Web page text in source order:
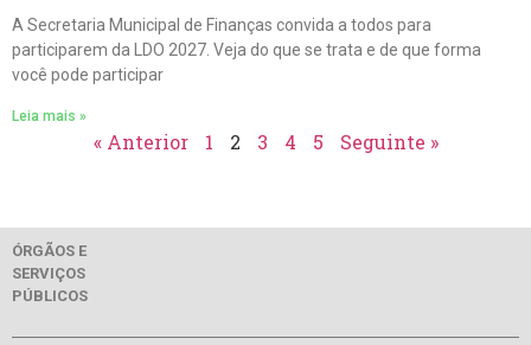
A Secretaria Municipal de Finanças convida a todos para
participarem da LDO 2027. Veja do que se trata e de que forma
você pode participar
Leia mais »
« Anterior 1 2 3 4 5 Seguinte »
ÓRGÃOS E
SERVIÇOS
PÚBLICOS